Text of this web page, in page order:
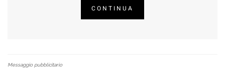
CONTINUA
Messaggio pubblicitario